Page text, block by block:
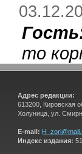
то
Адрес редакции:
613200, Кировская
Холуница, ул.
E-mail:
Индекс издания: